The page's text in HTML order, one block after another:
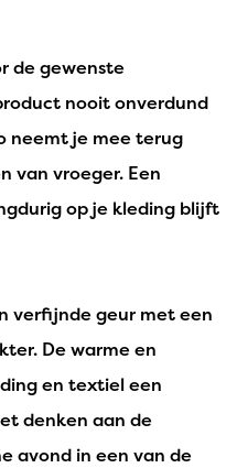
de gewenste
nooit onverdund
neemt je mee terug
van vroeger. Een
op je kleding blijft
verfijnde geur met een
De warme en
en textiel een
denken aan de
avond in een van de